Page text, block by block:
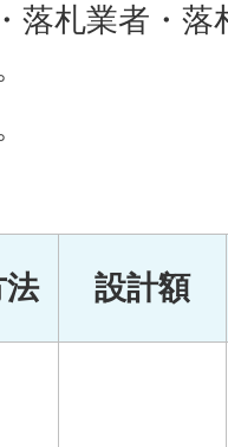
落札業者・
法 設計額